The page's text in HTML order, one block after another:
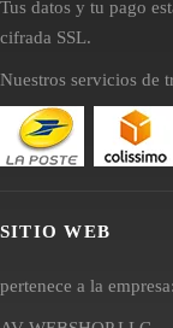
Tus datos y tu pago
cifrada SSL.
Nuestros servicios de
SITIO WEB
pertenece a la empresa: